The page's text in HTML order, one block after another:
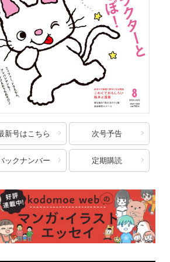
新号はこちら 次号予告
ックナンバー 定期購読